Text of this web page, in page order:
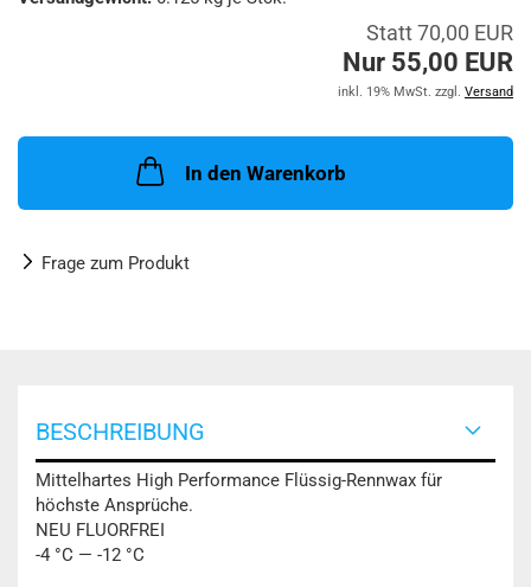
Statt 70,00 EUR
Nur 55,00 EUR
inkl. 19% MwSt. zzgl. Versand
In den Warenkorb
Frage zum Produkt
BESCHREIBUNG
Mittelhartes High Performance Flüssig-Rennwax für
höchste Ansprüche.
NEU FLUORFREI
-4 °C — -12 °C